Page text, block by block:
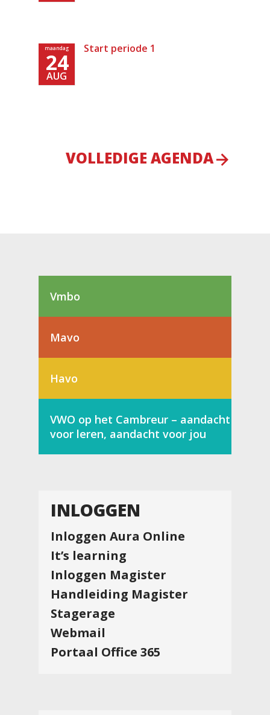
maandag
24
AUG
Start periode 1
VOLLEDIGE AGENDA
Vmbo
Mavo
Havo
VWO op het Cambreur – aandacht
voor leren, aandacht voor jou
INLOGGEN
Inloggen Aura Online
It’s learning
Inloggen Magister
Handleiding Magister
Stagerage
Webmail
Portaal Office 365